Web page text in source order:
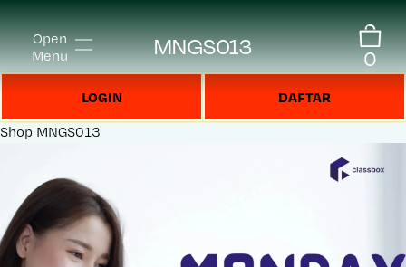
Open
Menu
MNGS013 0
LOGIN DAFTAR
Shop MNGS013